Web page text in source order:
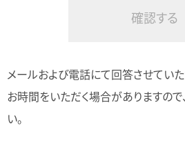
れる「個人情報」と認識しています。
メールおよび電話にて回答させてい
お時間をいただく場合がありますので
い。